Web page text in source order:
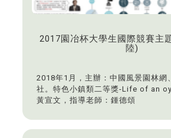
2017園冶杯大學生國際競賽主
陸)
2018年1月，主辦：中國風景園林網
社。特色小鎮類二等獎-Life of an
黃宣文，指導老師：鍾德頌